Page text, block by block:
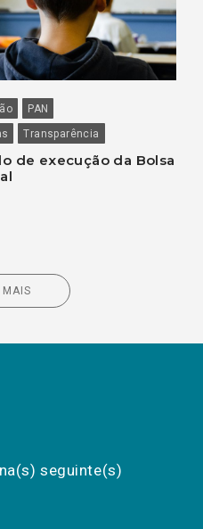
PAN
Transparência
de execução da Bolsa
MAIS
seguinte(s)